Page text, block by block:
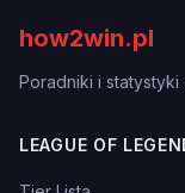
how2win.pl
Poradniki i
LEAGUE OF